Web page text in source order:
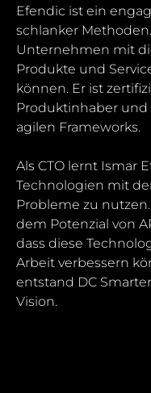
Efendic ist ein
schlanker
Unternehmen mit
Produkte und
können. Er ist
Produktinhaber und
agilen Frameworks.
Als CTO lernt Ismar
Technologien mit
Probleme zu
dem Potenzial von
dass diese
Arbeit verbessern
entstand DC
Vision.